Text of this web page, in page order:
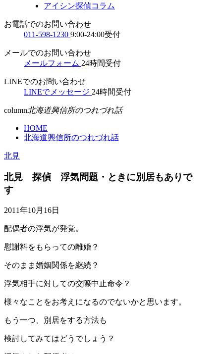
アイシン探偵コラム
お電話でのお問い合わせ
011-598-1230 9:00-24:00受付
メールでのお問い合わせ
メールフォーム 24時間受付
LINEでのお問い合わせ
LINEでメッセージ 24時間受付
column北海道興信所のつれづれ話
HOME
北海道興信所のつれづれ話
北見
北見 探偵 浮気問題・ときに別居もありで
す
2011年10月16日
配偶者の浮気が発覚。
慰謝料をもらっての離婚？
そのまま婚姻関係を継続？
浮気相手に対しての交際中止命令？
様々なことをお考えになるのでないかと思います。
もう一つ、別居をする方法も
検討してみてはどうでしょう？